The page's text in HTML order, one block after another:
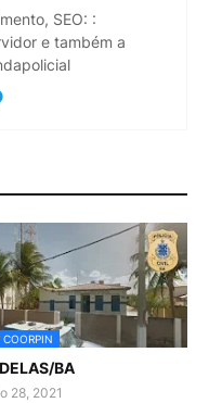
SEO: :
e também a
COORPIN
BA
28, 2021